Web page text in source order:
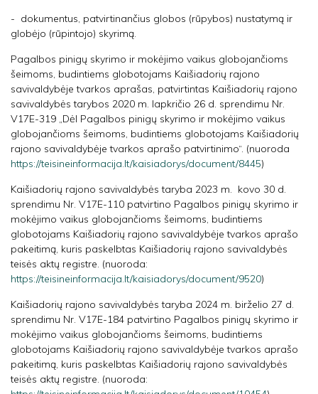
- dokumentus, patvirtinančius globos (rūpybos) nustatymą ir
globėjo (rūpintojo) skyrimą.
Pagalbos pinigų skyrimo ir mokėjimo vaikus globojančioms
šeimoms, budintiems globotojams Kaišiadorių rajono
savivaldybėje tvarkos aprašas, patvirtintas Kaišiadorių rajono
savivaldybės tarybos 2020 m. lapkričio 26 d. sprendimu Nr.
V17E-319 „Dėl Pagalbos pinigų skyrimo ir mokėjimo vaikus
globojančioms šeimoms, budintiems globotojams Kaišiadorių
rajono savivaldybėje tvarkos aprašo patvirtinimo“. (nuoroda
https://teisineinformacija.lt/kaisiadorys/document/8445)
Kaišiadorių rajono savivaldybės taryba 2023 m. kovo 30 d.
sprendimu Nr. V17E-110 patvirtino Pagalbos pinigų skyrimo ir
mokėjimo vaikus globojančioms šeimoms, budintiems
globotojams Kaišiadorių rajono savivaldybėje tvarkos aprašo
pakeitimą, kuris paskelbtas Kaišiadorių rajono savivaldybės
teisės aktų registre. (nuoroda:
https://teisineinformacija.lt/kaisiadorys/document/9520)
Kaišiadorių rajono savivaldybės taryba 2024 m. birželio 27 d.
sprendimu Nr. V17E-184 patvirtino Pagalbos pinigų skyrimo ir
mokėjimo vaikus globojančioms šeimoms, budintiems
globotojams Kaišiadorių rajono savivaldybėje tvarkos aprašo
pakeitimą, kuris paskelbtas Kaišiadorių rajono savivaldybės
teisės aktų registre. (nuoroda: